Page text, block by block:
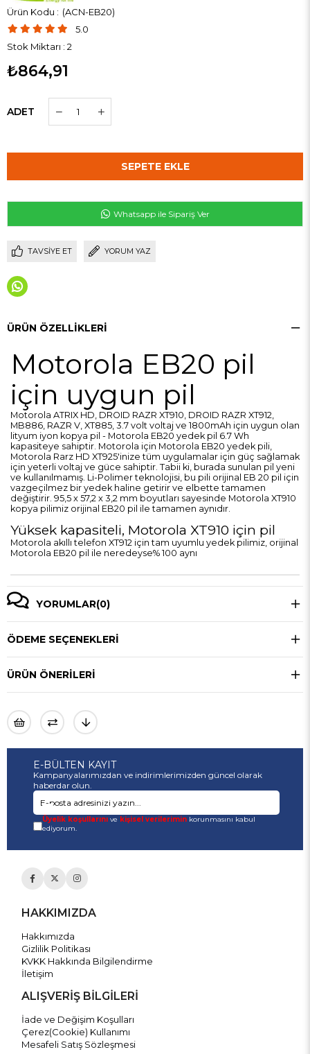
(ACN-EB20)
5.0
Stok Miktarı : 2
₺864,91
ADET
Whatsapp ile Sipariş Ver
TAVSIYE ET YORUM YAZ
ÜRÜN ÖZELLIKLERI
Motorola EB20 pil
için uygun pil
Motorola ATRIX HD, DROID RAZR XT910, DROID RAZR XT912,
MB886, RAZR V, XT885, 3.7 volt voltaj ve 1800mAh için uygun olan
lityum iyon kopya pil - Motorola EB20 yedek pil 6.7 Wh
kapasiteye sahiptir. Motorola için Motorola EB20 yedek pili,
Motorola Rarz HD XT925'inize tüm uygulamalar için güç sağlamak
için yeterli voltaj ve güce sahiptir. Tabii ki, burada sunulan pil yeni
ve kullanılmamış. Li-Polimer teknolojisi, bu pili orijinal EB 20 pil için
vazgeçilmez bir yedek haline getirir ve elbette tamamen
değiştirir. 95,5 x 57,2 x 3,2 mm boyutları sayesinde Motorola XT910
kopya pilimiz orijinal EB20 pil ile tamamen aynıdır.
Yüksek kapasiteli, Motorola XT910 için pil
Motorola akıllı telefon XT912 için tam uyumlu yedek pilimiz, orijinal
Motorola EB20 pil ile neredeyse% 100 aynı
YORUMLAR(0)
ÖDEME SEÇENEKLERI
ÜRÜN ÖNERILERI
E-BÜLTEN KAYIT
Kampanyalarımızdan ve indirimlerimizden güncel olarak
haberdar olun.
Üyelik koşullarınıve kişisel verileriminkorunmasını kabul
ediyorum.
HAKKIMIZDA
Hakkımızda
Gizlilik Politikası
KVKK Hakkında Bilgilendirme
İletişim
ALIŞVERİŞ BİLGİLERİ
İade ve Değişim Koşulları
Çerez(Cookie) Kullanımı
Mesafeli Satış Sözleşmesi